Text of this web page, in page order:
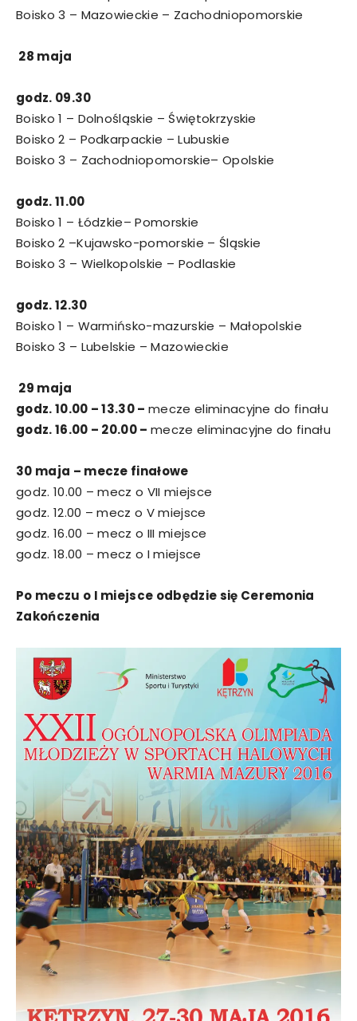
Boisko 3 – Mazowieckie – Zachodniopomorskie
28 maja
godz. 09.30
Boisko 1 – Dolnośląskie – Świętokrzyskie
Boisko 2 – Podkarpackie – Lubuskie
Boisko 3 – Zachodniopomorskie– Opolskie
godz. 11.00
Boisko 1 – Łódzkie– Pomorskie
Boisko 2 –Kujawsko-pomorskie – Śląskie
Boisko 3 – Wielkopolskie – Podlaskie
godz. 12.30
Boisko 1 – Warmińsko-mazurskie – Małopolskie
Boisko 3 – Lubelskie – Mazowieckie
29 maja
godz. 10.00 – 13.30 –mecze eliminacyjne do finału
godz. 16.00 – 20.00 –mecze eliminacyjne do finału
30 maja – mecze finałowe
godz. 10.00 – mecz o VII miejsce
godz. 12.00 – mecz o V miejsce
godz. 16.00 – mecz o III miejsce
godz. 18.00 – mecz o I miejsce
Po meczu o I miejsce odbędzie się Ceremonia
Zakończenia